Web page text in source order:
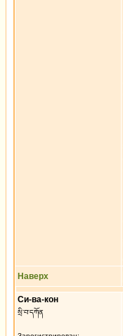
Наверх
Си-ва-кон
སྲི་བ་དཀོན